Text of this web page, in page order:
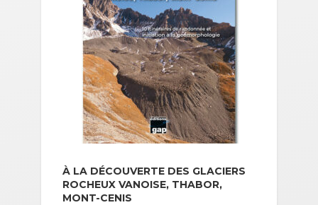
À LA DÉCOUVERTE DES GLACIERS
ROCHEUX VANOISE, THABOR,
MONT-CENIS